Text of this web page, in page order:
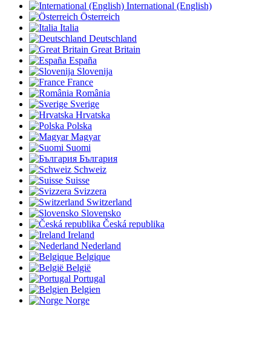
International (English)
Österreich
Italia
Deutschland
Great Britain
España
Slovenija
France
România
Sverige
Hrvatska
Polska
Magyar
Suomi
България
Schweiz
Suisse
Svizzera
Switzerland
Slovensko
Česká republika
Ireland
Nederland
Belgique
België
Portugal
Belgien
Norge